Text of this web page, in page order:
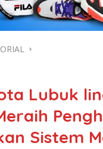
Lubuk
Sistem